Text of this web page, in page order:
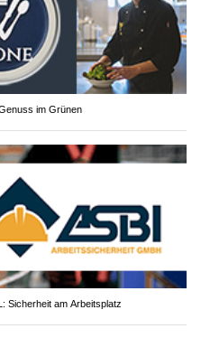
im Grünen
Sicherheit am Arbeitsplatz